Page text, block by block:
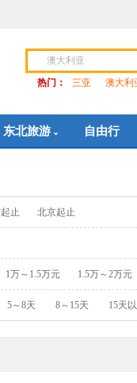
热门： 三亚 澳大利
东北旅游 自由行
止 北京起止
1万～1.5万元 1.5万～2万元
5～8天 8～15天 15天